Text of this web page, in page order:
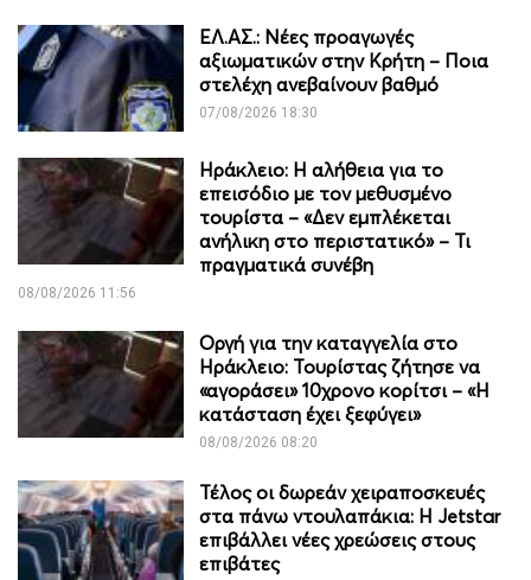
ΕΛ.ΑΣ.: Νέες προαγωγές
αξιωματικών στην Κρήτη – Ποια
στελέχη ανεβαίνουν βαθμό
07/08/2026 18:30
Ηράκλειο: Η αλήθεια για το
επεισόδιο με τον μεθυσμένο
τουρίστα – «Δεν εμπλέκεται
ανήλικη στο περιστατικό» – Τι
πραγματικά συνέβη
08/08/2026 11:56
Οργή για την καταγγελία στο
Ηράκλειο: Τουρίστας ζήτησε να
«αγοράσει» 10χρονο κορίτσι – «Η
κατάσταση έχει ξεφύγει»
08/08/2026 08:20
Τέλος οι δωρεάν χειραποσκευές
στα πάνω ντουλαπάκια: Η Jetstar
επιβάλλει νέες χρεώσεις στους
επιβάτες